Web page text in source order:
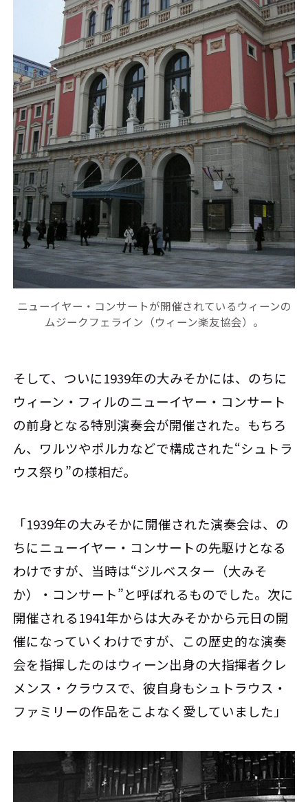
ニューイヤー・コンサートが開催されているウィーンの
ムジークフェライン（ウィーン楽友協会）。
そして、ついに1939年の大みそかには、のちに
ウィーン・フィルのニューイヤー・コンサート
の前身となる特別演奏会が開催された。もちろ
ん、ワルツやポルカなどで構成された“シュトラ
ウス祭り”の様相だ。
「1939年の大みそかに開催された演奏会は、の
ちにニューイヤー・コンサートの先駆けとなる
わけですが、当時は“ジルベスター（大みそ
か）・コンサート”と呼ばれるものでした。次に
開催される1941年からは大みそかから元日の開
催になっていくわけですが、この歴史的な演奏
会を指揮したのはウィーン出身の大指揮者クレ
メンス・クラウスで、彼自身もシュトラウス・
ファミリーの作品をこよなく愛していました」